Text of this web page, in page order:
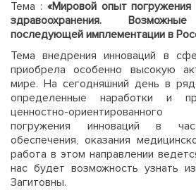
Тема : «Мировой опыт погружения
здравоохранения.
последующей имплементации в
Тема внедрения инноваций в
приобрела особенно высокую
мире. На сегодняшний день в
определенные наработки и
ценностно-
погружения инноваций в
обеспечения, оказания
работа в этом направлении
нас будет возможность узнать
Загитовны.